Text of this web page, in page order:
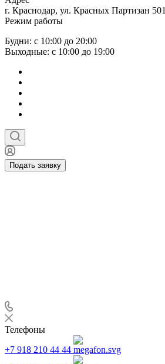
г. Краснодар, ул. Красных Партизан 501
Режим работы
Будни: с 10:00 до 20:00
Выходные: с 10:00 до 19:00
Подать заявку
Телефоны
+7 918 210 44 44